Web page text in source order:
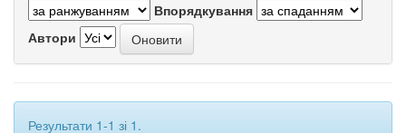
Впорядкування
Автори
Результати 1-1 зі 1.